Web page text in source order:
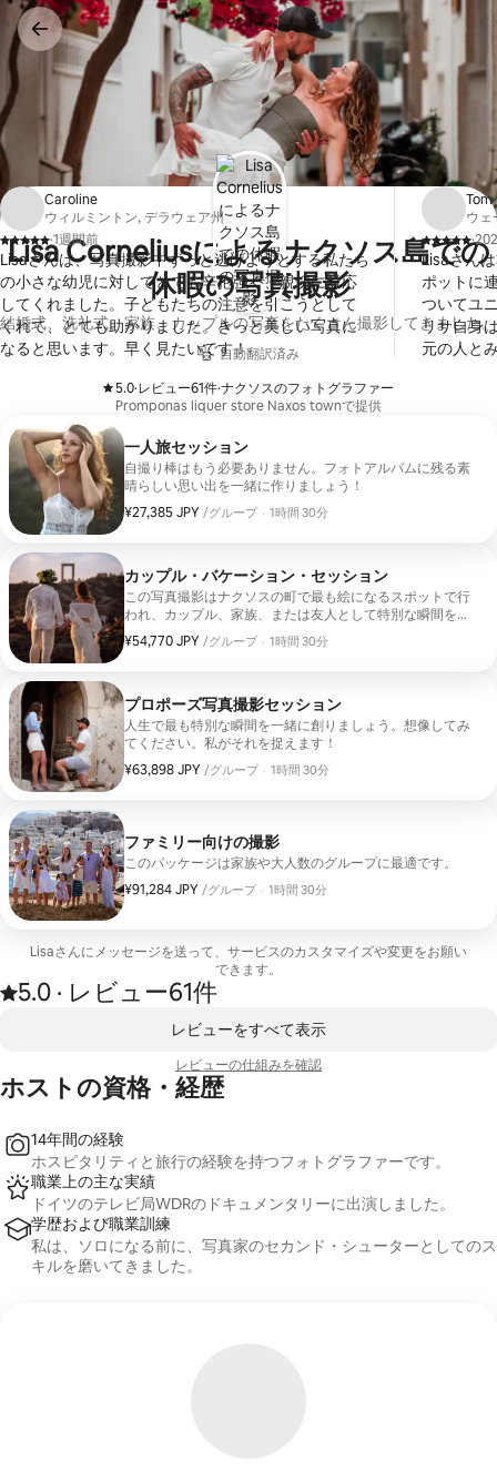
コ
ン
テ
ン
ツ
に
ス
キッ
プ
Lisa Corneliusによるナクソス島での
休暇の写真撮影
結婚式、洗礼式、家族、カップルの写真をたくさん撮影してきました。
自動翻訳済み
5.0
、
·レビュー61件
、 ·ナクソスのフォトグラファー
Promponas liquer store Naxos townで提供
一人旅セッション
自撮り棒はもう必要ありません。フォトアルバムに残る素
晴らしい思い出を一緒に作りましょう！
¥27,385 JPY /グループ
グループ1組あたり¥27,385 JPYです。
、 · 1時間 30分
カップル・バケーション・セッション
この写真撮影はナクソスの町で最も絵になるスポットで行
われ、カップル、家族、または友人として特別な瞬間を一
緒に捉えます。
¥54,770 JPY /グループ
グループ1組あたり¥54,770 JPYです。
、 · 1時間 30分
プロポーズ写真撮影セッション
人生で最も特別な瞬間を一緒に創りましょう。想像してみ
てください。私がそれを捉えます！
¥63,898 JPY /グループ
グループ1組あたり¥63,898 JPYです。
、 · 1時間 30分
ファミリー向けの撮影
このパッケージは家族や大人数のグループに最適です。
¥91,284 JPY /グループ
グループ1組あたり¥91,284 JPYです。
、 · 1時間 30分
Lisaさんにメッセージを送って、サ⁠ー⁠ビ⁠スのカ⁠ス⁠タ⁠マ⁠イ⁠ズや変⁠更をお⁠願⁠い
で⁠き⁠ま⁠す⁠。
全61件のレビューに基づき、5つ星評価で5.0と評価されています
5.0
、 · レビュー61件
Caroline
ウィルミントン, デラウェア州
、
·1週間前
Lisaさんは、写真撮影中ずっと逃げようとする私たち
の小さな幼児に対してとても辛抱強く、親切に対応
してくれました。子どもたちの注意を引こうとして
くれて、とても助かりました。きっと美しい写真に
なると思います。早く見たいです！
Tom
ウェ
、
·
Lisaさん
ポットに
ついてユ
リサ自身
元の人と
く、楽し
の完璧な
レビューをすべて表示
レビューの仕⁠組⁠み⁠を確⁠認
ホストの資格・経歴
14年間の経験
ホスピタリティと旅行の経験を持つフォトグラファーです。
職業上の主な実績
ドイツのテレビ局WDRのドキュメンタリーに出演しました。
学歴および職業訓練
私は、ソロになる前に、写真家のセカンド・シューターとしてのス
キルを磨いてきました。